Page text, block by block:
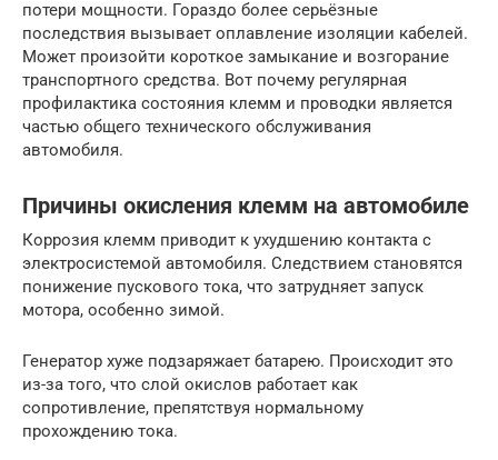
потери мощности. Гораздо более серьёзные
последствия вызывает оплавление изоляции кабелей.
Может произойти короткое замыкание и возгорание
транспортного средства. Вот почему регулярная
профилактика состояния клемм и проводки является
частью общего технического обслуживания
автомобиля.
Причины окисления клемм на автомобиле
Коррозия клемм приводит к ухудшению контакта с
электросистемой автомобиля. Следствием становятся
понижение пускового тока, что затрудняет запуск
мотора, особенно зимой.
Генератор хуже подзаряжает батарею. Происходит это
из-за того, что слой окислов работает как
сопротивление, препятствуя нормальному
прохождению тока.